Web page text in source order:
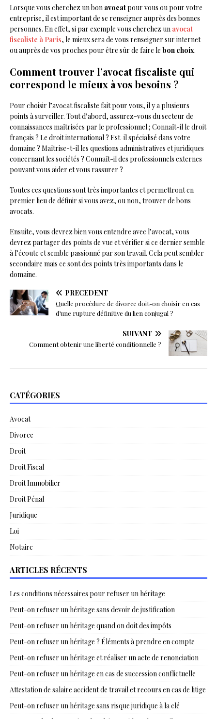
Lorsque vous cherchez un bon avocatpour vous ou pour votre
entreprise, il est important de se renseigner auprès des bonnes
personnes. En effet, si par exemple vous cherchez un avocat
fiscaliste à Paris, le mieux sera de vous renseigner sur internet
ou auprès de vos proches pour être sûr de faire le bon choix.
Comment trouver l’avocat fiscaliste qui
correspond le mieux à vos besoins ?
Pour choisir l’avocat fiscaliste fait pour vous, il y a plusieurs
points à surveiller. Tout d’abord, assurez-vous du secteur de
connaissances maîtrisées par le professionnel ; Connaît-il le droit
français ? Le droit international ? Est-il spécialisé dans votre
domaine ? Maîtrise-t-il les questions administratives et juridiques
concernant les sociétés ? Connaît-il des professionnels externes
pouvant vous aider et vous rassurer ?
Toutes ces questions sont très importantes et permettront en
premier lieu de définir si vous avez, ou non, trouver de bons
avocats.
Ensuite, vous devrez bien vous entendre avec l’avocat, vous
devrez partager des points de vue et vérifier si ce dernier semble
à l’écoute et semble passionné par son travail. Cela peut sembler
secondaire mais ce sont des points très importants dans le
domaine.
PRÉCÉDENT
Quelle procédure de divorce doit-on choisir en cas
d’une rupture définitive du lien conjugal ?
SUIVANT
Comment obtenir une liberté conditionnelle ?
CATÉGORIES
Avocat
Divorce
Droit
Droit Fiscal
Droit Immobilier
Droit Pénal
Juridique
Loi
Notaire
ARTICLES RÉCENTS
Les conditions nécessaires pour refuser un héritage
Peut-on refuser un héritage sans devoir de justification
Peut-on refuser un héritage quand on doit des impôts
Peut-on refuser un héritage ? Éléments à prendre en compte
Peut-on refuser un héritage et réaliser un acte de renonciation
Peut-on refuser un héritage en cas de succession conflictuelle
Attestation de salaire accident de travail et recours en cas de litige
Peut-on refuser un héritage sans risque juridique à la clé